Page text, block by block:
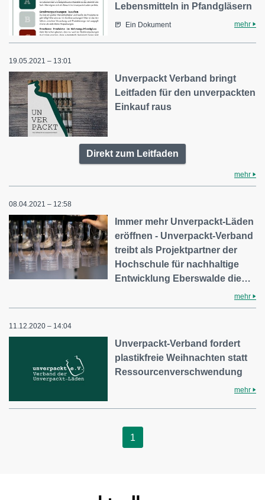
Lebensmitteln in Pfandgläsern
Ein Dokument mehr
19.05.2021 – 13:01
Unverpackt Verband bringt
Leitfaden für den unverpackten
Einkauf raus
Direkt zum Leitfaden
mehr
08.04.2021 – 12:58
Immer mehr Unverpackt-Läden
eröffnen - Unverpackt-Verband
treibt als Projektpartner der
Hochschule für nachhaltige
Entwicklung Eberswalde die…
mehr
11.12.2020 – 14:04
Unverpackt-Verband fordert
plastikfreie Weihnachten statt
Ressourcenverschwendung
mehr
1